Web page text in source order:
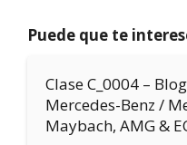
Puede que te
Clase C_0004 –
Mercedes-Benz /
Maybach, AMG &